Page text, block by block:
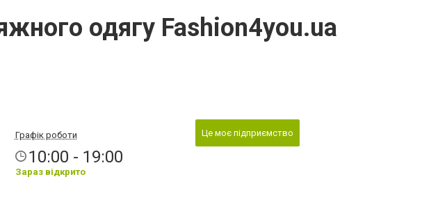
одягу Fashion4you.ua
Графік роботи
10:00 - 19:00
Зараз відкрито
Це моє підприємство